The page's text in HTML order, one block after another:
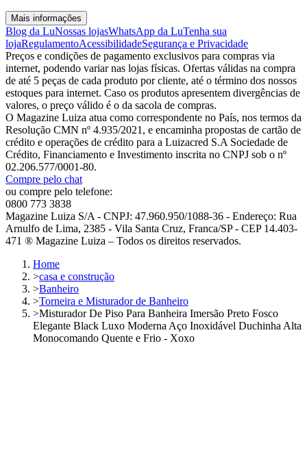
Mais informações
Blog da LuNossas lojasWhatsApp da LuTenha sua
lojaRegulamentoAcessibilidadeSegurança e Privacidade
Preços e condições de pagamento exclusivos para compras via
internet, podendo variar nas lojas físicas. Ofertas válidas na compra
de até 5 peças de cada produto por cliente, até o término dos nossos
estoques para internet. Caso os produtos apresentem divergências de
valores, o preço válido é o da sacola de compras.
O Magazine Luiza atua como correspondente no País, nos termos da
Resolução CMN nº 4.935/2021, e encaminha propostas de cartão de
crédito e operações de crédito para a Luizacred S.A Sociedade de
Crédito, Financiamento e Investimento inscrita no CNPJ sob o nº
02.206.577/0001-80.
Compre pelo chat
ou compre pelo telefone:
0800 773 3838
Magazine Luiza S/A - CNPJ: 47.960.950/1088-36 - Endereço: Rua
Arnulfo de Lima, 2385 - Vila Santa Cruz, Franca/SP - CEP 14.403-
471 ® Magazine Luiza – Todos os direitos reservados.
Home
>casa e construção
>Banheiro
>Torneira e Misturador de Banheiro
>Misturador De Piso Para Banheira Imersão Preto Fosco
Elegante Black Luxo Moderna Aço Inoxidável Duchinha Alta
Monocomando Quente e Frio - Xoxo